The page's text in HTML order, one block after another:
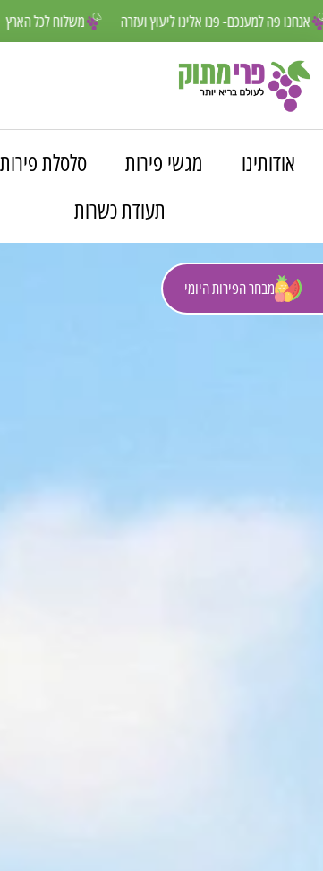
משלוח אנחנו פה למענכם- פנו אלינו ליעוץ ועזרה
מבחר הפירות היומי
אודותינו מגשי פירות סלסלת פירות
תעודת כשרות